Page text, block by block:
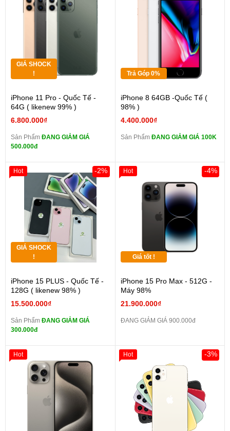
GIÁ SHOCK
!
iPhone 11 Pro - Quốc Tế -
64G ( likenew 99% )
6.800.000₫
Sản Phẩm ĐANG GIẢM GIÁ
500.000đ
Trả Góp 0%
iPhone 8 64GB -Quốc Tế (
98% )
4.400.000₫
Sản Phẩm ĐANG GIẢM GIÁ 100K
GIÁ SHOCK
!
iPhone 15 PLUS - Quốc Tế -
128G ( likenew 98% )
15.500.000₫
-2%
Sản Phẩm ĐANG GIẢM GIÁ
300.000đ
Hot
Giá tốt !
iPhone 15 Pro Max - 512G -
Máy 98%
21.900.000₫
-4%
ĐANG GIẢM GIÁ 900.000đ
Hot
Hot -3%
Hot